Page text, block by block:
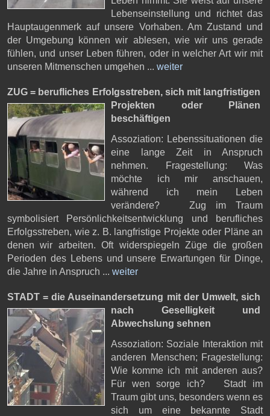
Lebenseinstellung und richtet das
Hauptaugenmerk auf unsere Vorhaben. Am Zustand und
der Umgebung können wir ablesen, wie wir uns gerade
fühlen, und unser Leben führen, oder in welcher Art wir mit
unseren Mitmenschen umgehen ... weiter
ZUG = berufliches Erfolgsstreben, sich mit langfristigen
Projekten oder Plänen
beschäftigen
Assoziation: Lebenssituationen die
eine lange Zeit in Anspruch
nehmen. Fragestellung: Was
möchte ich mir anschauen,
während ich mein Leben
verändere? Zug im Traum
symbolisiert Persönlichkeitsentwicklung und berufliches
Erfolgsstreben, wie z. B. langfristige Projekte oder Pläne an
denen wir arbeiten. Oft widerspiegeln Züge die großen
Perioden des Lebens und unsere Erwartungen für Dinge,
die Jahre in Anspruch ... weiter
STADT = die Auseinandersetzung mit der Umwelt, sich
nach Geselligkeit und
Abwechslung sehnen
Assoziation: Soziale Interaktion mit
anderen Menschen; Fragestellung:
Wie komme ich mit anderen aus?
Für wen sorge ich? Stadt im
Traum gibt uns, besonders wenn es
sich um eine bekannte Stadt